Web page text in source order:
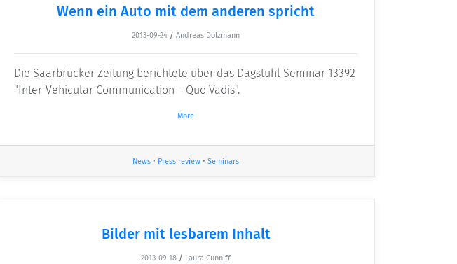
Wenn ein Auto mit dem anderen spricht
2013-09-24 / Andreas Dolzmann
Die Saarbrücker Zeitung berichtete über das Dagstuhl Seminar 13392
"Inter-Vehicular Communication – Quo Vadis".
More
News • Press review • Seminars
Bilder mit lesbarem Inhalt
2013-09-18 / Laura Cunniff